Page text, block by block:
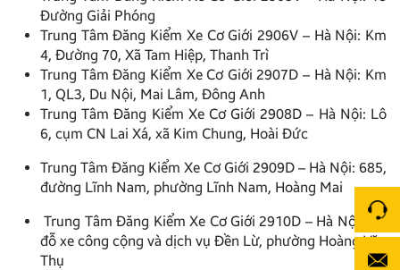
Đường Giải Phóng
Trung Tâm Đăng Kiểm Xe Cơ Giới 2906V – Hà Nội: Km
4, Đường 70, Xã Tam Hiệp, Thanh Trì
Trung Tâm Đăng Kiểm Xe Cơ Giới 2907D – Hà Nội: Km
1, QL3, Du Nội, Mai Lâm, Đông Anh
Trung Tâm Đăng Kiểm Xe Cơ Giới 2908D – Hà Nội: Lô
6, cụm CN Lai Xá, xã Kim Chung, Hoài Đức
Trung Tâm Đăng Kiểm Xe Cơ Giới 2909D – Hà Nội: 685,
đường Lĩnh Nam, phường Lĩnh Nam, Hoàng Mai
Trung Tâm Đăng Kiểm Xe Cơ Giới 2910D – Hà Nội: Bãi
đỗ xe công cộng và dịch vụ Đền Lừ, phường Hoàng Văn
Thụ